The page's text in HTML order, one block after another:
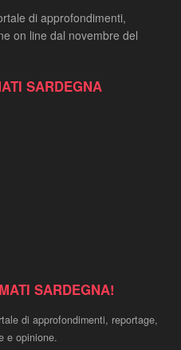
di approfondimenti,
on line dal novembre del
SARDEGNA
SARDEGNA!
di approfondimenti, reportage,
e opinione.